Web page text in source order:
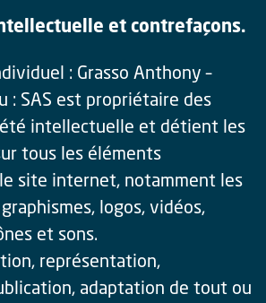
et contrefaçons.
: Grasso Anthony –
: SAS est propriétaire des
intellectuelle et détient les
tous les éléments
site internet, notamment les
logos, vidéos,
et sons.
représentation,
adaptation de tout ou